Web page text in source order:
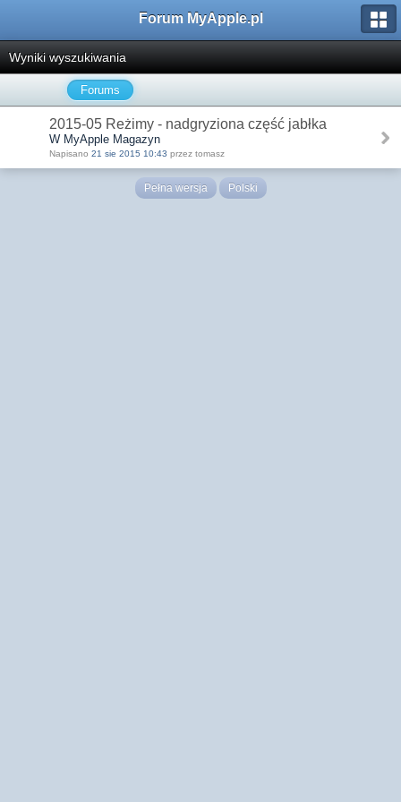
Forum MyApple.pl
Wyniki wyszukiwania
Forums
2015-05 Reżimy - nadgryziona część jabłka
W MyApple Magazyn
Napisano 21 sie 2015 10:43 przez tomasz
Pełna wersja Polski